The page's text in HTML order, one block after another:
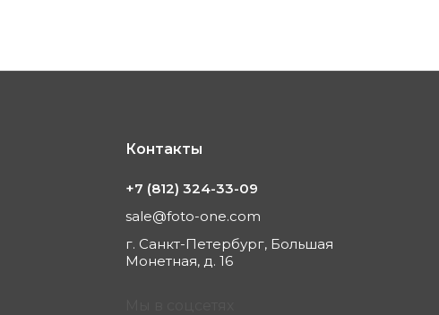
Контакты
+7 (812) 324-33-09
sale@foto-one.com
г. Санкт-Петербург, Большая
Монетная, д. 16